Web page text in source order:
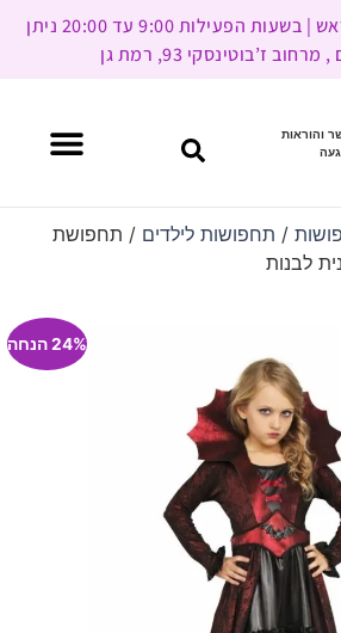
ניתן להגיע בתיאום מראש | בשעות הפעילות 9:00 עד 20:00 ניתן
ז’בוטינסקי 93, רמת גן
והוראות
/ תחפושות לילדים / תחפושת
לבנות
24% הנחה